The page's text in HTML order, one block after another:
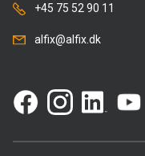
+45 75 52 90 11
alfix@alfix.dk